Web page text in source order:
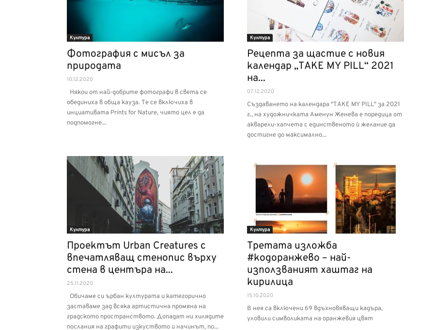
Култура
Фотография с мисъл за
природата
10.12.2020
Някои от най-добрите фотографи в света се
обединиха в обща кауза. Те се включиха в
инциативата Prints for Nature, чиято цел е да
подпомогне...
Култура
Рецепта за щастие с новия
календар „TAKE MY PILL“ 2021
на...
07.12.2020
Създаването на календара "TAKE MY PILL" за 2021
г., на художничката Аменун Женева е поредица от
акварели-хапчета с единственото ѝ желание да
достигне до максимално...
Култура
Проектът Urban Creatures с
впечатляващ стенопис върху
стена в центъра на...
25.11.2020
Обичаме си ърбан културата и категорично
заставаме зад всяка артистична промяна на
градското пространството. Допадат ни хилядите
послания на графити изкуството и начинът, по...
Култура
Tретата изложба
#кодоранжево – най-
използваният хаштаг на
кирилица
15.10.2020
В нея са включени 69 вдъхновяващи кадъра,
уловили символиката на оранжевия цвят